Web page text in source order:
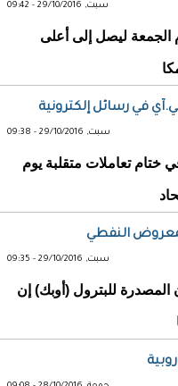
سبت, 29/10/2016 - 09:42
الجمعة ليصل إلى أعلى
في رسائل إلكترونية
سبت, 29/10/2016 - 09:38
ختام تعاملات متقلبة يوم
النفطي
سبت, 29/10/2016 - 09:35
المصدرة للبترول (أوبك) إن